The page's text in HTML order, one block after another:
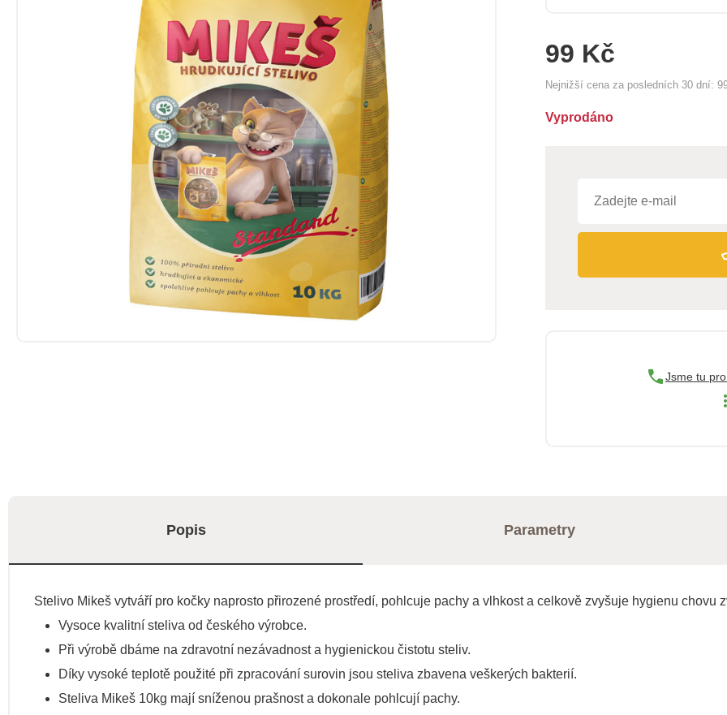
99 Kč
Nejnižší cena za posledních 30 dní:
Vyprodáno
Jsme tu
Popis Parametry
Stelivo Mikeš vytváří pro kočky naprosto přirozené prostředí, pohlcuje pachy a vlhkost a celkově zvyšuje hygienu chovu
Vysoce kvalitní steliva od českého výrobce.
Při výrobě dbáme na zdravotní nezávadnost a hygienickou čistotu steliv.
Díky vysoké teplotě použité při zpracování surovin jsou steliva zbavena veškerých bakterií.
Steliva Mikeš 10kg mají sníženou prašnost a dokonale pohlcují pachy.